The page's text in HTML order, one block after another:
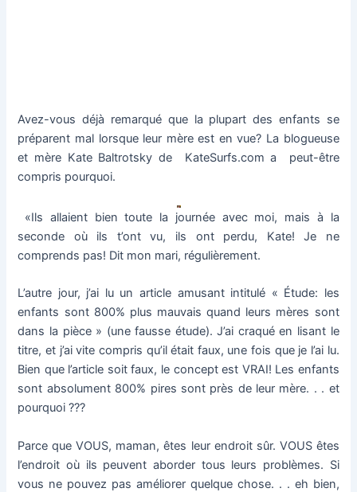
Avez-vous déjà remarqué que la plupart des enfants se
préparent mal lorsque leur mère est en vue? La blogueuse
et mère Kate Baltrotsky de KateSurfs.com a
peut-être
compris pourquoi.
«Ils allaient bien toute la journée avec moi, mais à la
seconde où ils t’ont vu, ils ont perdu, Kate!Je ne
comprends pas! Dit mon mari, régulièrement.
L’autre jour, j’ai lu un article amusant intitulé « Étude: les
enfants sont 800% plus mauvais quand leurs mères sont
dans la pièce » (une fausse étude).J’ai craqué en lisant le
titre, et j’ai vite compris qu’il était faux, une fois que je l’ai lu.
Bien que l’article soit faux, le concept est VRAI! Les enfants
sont absolument 800% pires sont près de leur mère. . . et
pourquoi ???
Parce que VOUS, maman, êtes leur endroit sûr. VOUS êtes
l’endroit où ils peuvent aborder tous leurs problèmes. Si
vous ne pouvez pas améliorer quelque chose. . . eh bien,